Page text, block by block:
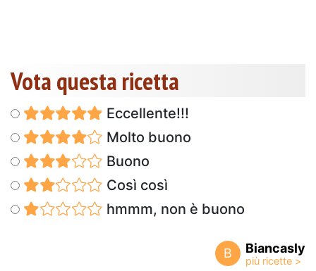
Vota questa ricetta
Eccellente!!!
Molto buono
Buono
Così così
hmmm, non è buono
B Biancasly